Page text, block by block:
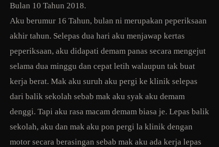
Bulan 10 Tahun 2018.
Aku berumur 16 Tahun, bulan ni merupakan peperiksaan
akhir tahun. Selepas dua hari aku menjawap kertas
peperiksaan, aku didapati demam panas secara mengejut
selama dua minggu dan cepat letih walaupun tak buat
kerja berat. Mak aku suruh aku pergi ke klinik selepas
dari balik sekolah sebab mak aku syak aku demam
denggi. Tapi aku rasa macam demam biasa je. Lepas balik
sekolah, aku dan mak aku pon pergi la klinik dengan
motor secara berasingan sebab mak aku ada kerja lepas